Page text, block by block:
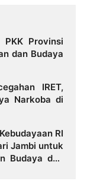
Provinsi
dan Budaya
IRET,
Narkoba di
RI
Jambi untuk
Budaya dan